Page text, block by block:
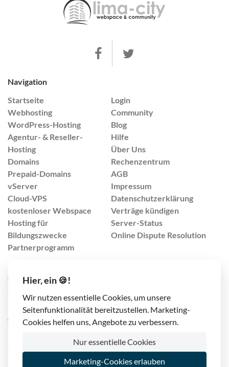
Navigation
Startseite
Webhosting
WordPress-Hosting
Agentur- & Reseller-
Hosting
Domains
Prepaid-Domains
vServer
Cloud-VPS
kostenloser Webspace
Hosting für
Bildungszwecke
Partnerprogramm
Login
Community
Blog
Hilfe
Über Uns
Rechenzentrum
AGB
Impressum
Datenschutzerklärung
Verträge kündigen
Server-Status
Online Dispute Resolution
support@lima-city.de
+49 421 408 9999 4
(Mo-Fr von 8:00-17:00 Uhr)
TrafficPlex GmbH
28217 Bremen, Deutschland
Hier, ein 🍪!
Wir nutzen essentielle Cookies, um unsere
Seitenfunktionalität bereitzustellen. Marketing-
Cookies helfen uns, Angebote zu verbessern.
Nur essentielle Cookies
Marketing-Cookies erlauben